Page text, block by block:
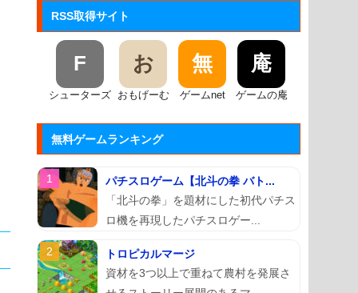
RSS取得サイト
F
シューターズ
お
おもげーむ
無
ゲームnet
庵
ゲームの庵
無料ゲームランキング
パチスロゲーム【北斗の拳 バト...
「北斗の拳」を題材にした初代パチス
ロ機を再現したパチスロゲー...
トロピカルマージ
資材を3つ以上で重ねて農村を発展さ